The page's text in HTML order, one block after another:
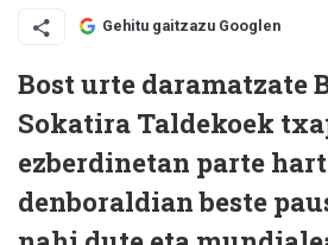
Gehitu gaitzazu Googlen
Bost urte daramatzate
Sokatira Taldekoek
ezberdinetan parte
denboraldian beste